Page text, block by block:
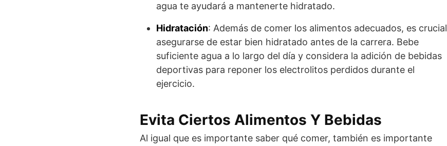
agua te ayudará a mantenerte hidratado.
Hidratación: Además de comer los alimentos adecuados, es crucial
asegurarse de estar bien hidratado antes de la carrera. Bebe
suficiente agua a lo largo del día y considera la adición de bebidas
deportivas para reponer los electrolitos perdidos durante el
ejercicio.
Evita Ciertos Alimentos Y Bebidas
Al igual que es importante saber qué comer, también es importante